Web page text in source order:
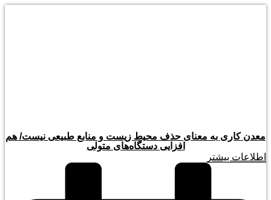
معدن کاری به معنای حذف محیط زیست و منابع طبیعی نیست/ هم
افزایی دستگاه‌های متولی
اطلاعات بیشتر